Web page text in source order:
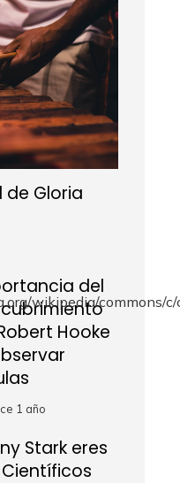
de Gloria
del
Hooke
1 año
Stark eres